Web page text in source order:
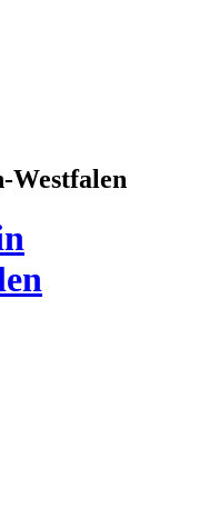
Westfalen